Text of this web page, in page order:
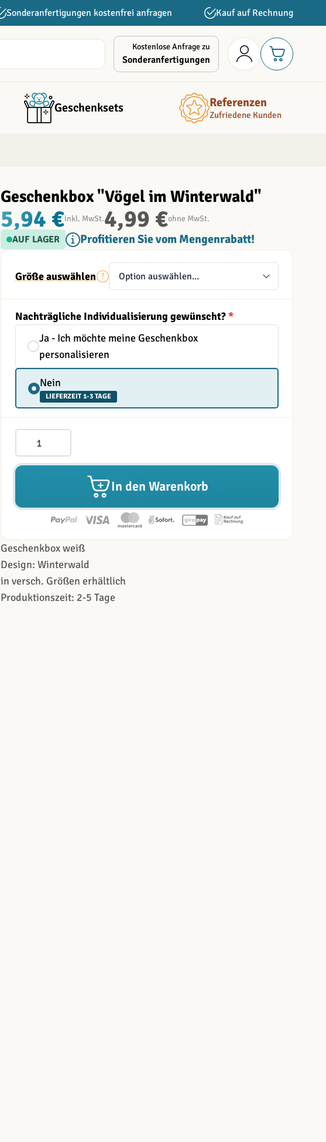
Sonderanfertigungen kostenfrei anfragen Kauf auf Rechnung
Kostenlose Anfrage zu
Sonderanfertigungen
Geschenksets Referenzen
Zufriedene Kunden
Geschenkbox "Vögel im Winterwald"
5,94 €inkl. MwSt.4,99 €ohne MwSt.
AUF LAGER Profitieren Sie vom Mengenrabatt!
Größe auswählen
Nachträgliche Individualisierung gewünscht?*
Ja - Ich möchte meine Geschenkbox
personalisieren
Nein
LIEFERZEIT 1-3 TAGE
Menge
In den Warenkorb
Geschenkbox weiß
Design: Winterwald
in versch. Größen erhältlich
Produktionszeit: 2-5 Tage